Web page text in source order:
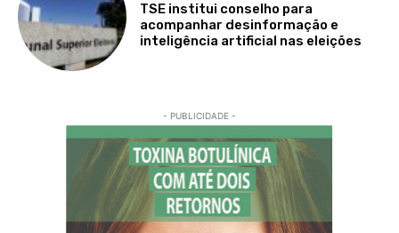
TSE institui conselho para
acompanhar desinformação e
inteligência artificial nas eleições
- PUBLICIDADE -